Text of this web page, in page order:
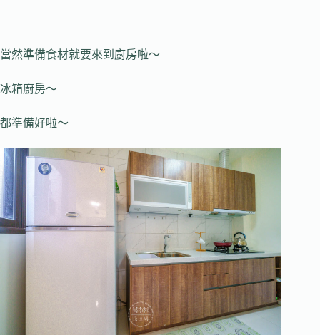
當然準備食材就要來到廚房啦～
冰箱廚房～
都準備好啦～